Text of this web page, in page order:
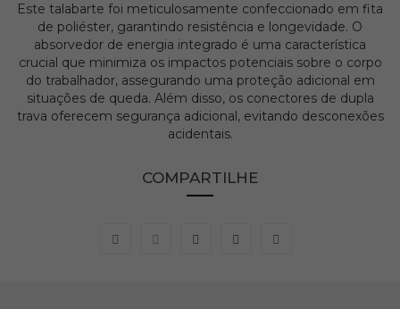
Este talabarte foi meticulosamente confeccionado em fita
de poliéster, garantindo resistência e longevidade. O
absorvedor de energia integrado é uma característica
crucial que minimiza os impactos potenciais sobre o corpo
do trabalhador, assegurando uma proteção adicional em
situações de queda. Além disso, os conectores de dupla
trava oferecem segurança adicional, evitando desconexões
acidentais.
COMPARTILHE